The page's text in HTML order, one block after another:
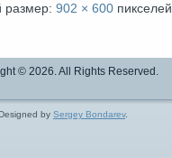
размер: 902 × 600пикселей
© 2026. All Rights Reserved.
by Sergey Bondarev.